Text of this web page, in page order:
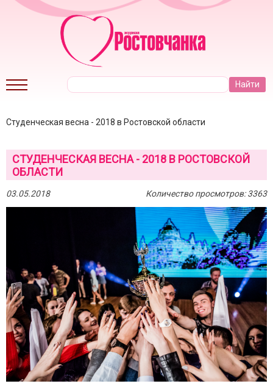
Студенческая весна - 2018 в Ростовской области
СТУДЕНЧЕСКАЯ ВЕСНА - 2018 В РОСТОВСКОЙ
ОБЛАСТИ
03.05.2018 Количество просмотров: 3363